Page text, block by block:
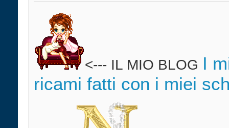
<--- IL MIO BLOG I
ricami fatti con i miei